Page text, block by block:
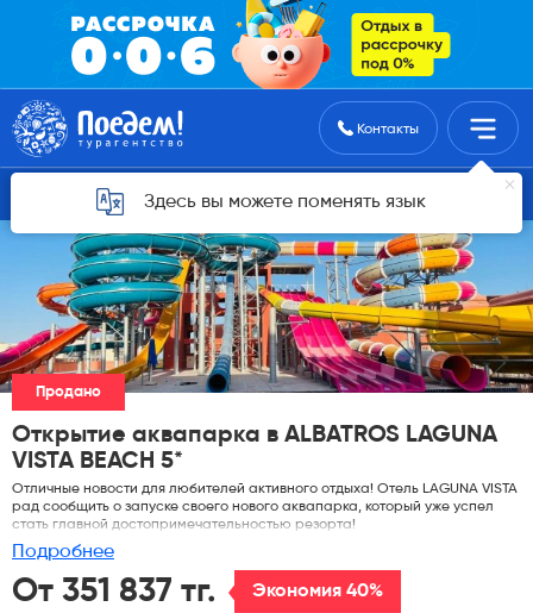
Поиск туровКонтакты
Здесь вы можете поменять язык
Горящие туры для Астаны
Продано
Открытие аквапарка в ALBATROS LAGUNA
VISTA BEACH 5*
Отличные новости для любителей активного отдыха! Отель LAGUNA VISTA
рад сообщить о запуске своего нового аквапарка, который уже успел
стать главной достопримечательностью резорта!
Подробнее
От 351 837 тг. Экономия 40%